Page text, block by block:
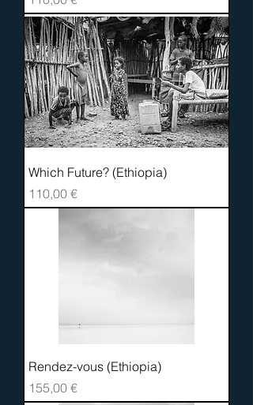
Which Future? (Ethiopia)
Prix
110,00 €
Rendez-vous (Ethiopia)
Prix
155,00 €